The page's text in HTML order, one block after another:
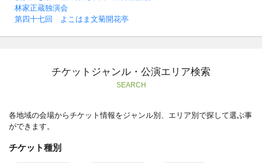
林家正蔵独演会
第四十七回 よこはま文菊開花亭
チケットジャンル・公演エリア検索
SEARCH
各地域の会場からチケット情報をジャンル別、エリア別で探して選ぶ事
ができます。
チケット種別